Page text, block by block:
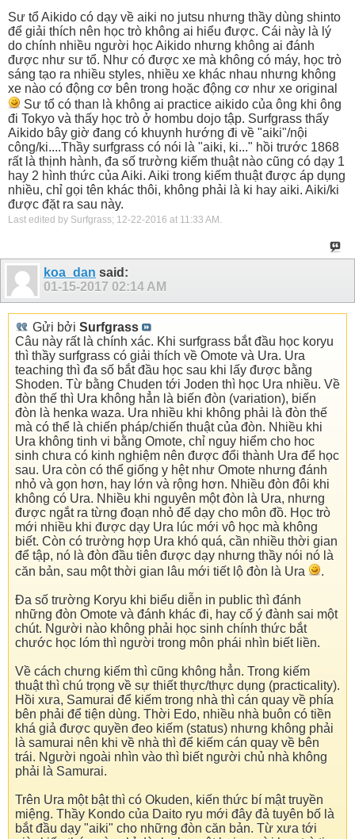
Sư tổ Aikido có dạy về aiki no jutsu nhưng thầy dùng shinto
để giải thích nên học trò không ai hiểu được. Cái này là lý
do chính nhiều người học Aikido nhưng không ai đánh
được như sư tổ. Như có được xe mà không có máy, học trò
sáng tạo ra nhiều styles, nhiều xe khác nhau nhưng không
xe nào có động cơ bên trong hoặc động cơ như xe original
Sư tổ có than là không ai practice aikido của ông khi ông
đi Tokyo và thấy học trò ở hombu dojo tập. Surfgrass thấy
Aikido bây giờ đang có khuynh hướng đi về "aiki"/nội
công/ki....Thầy surfgrass có nói là "aiki, ki..." hồi trước 1868
rất là thịnh hành, đa số trường kiếm thuật nào cũng có dạy 1
hay 2 hình thức của Aiki. Aiki trong kiếm thuật được áp dụng
nhiều, chỉ gọi tên khác thôi, không phải là ki hay aiki. Aiki/ki
được đặt ra sau này.
Last edited by Surfgrass; 12-22-2016 at 11:33 AM
koa_dan said:
01-15-2017 02:14 AM
Gửi bởi Surfgrass
Câu này rất là chính xác. Khi surfgrass bắt đầu học koryu
thì thầy surfgrass có giải thích về Omote và Ura. Ura
teaching thì đa số bắt đầu học sau khi lấy được bằng
Shoden. Từ bằng Chuden tới Joden thì học Ura nhiều. Về
đòn thế thì Ura không hẳn là biến đòn (variation), biến
đòn là henka waza. Ura nhiều khi không phải là đòn thế
mà có thể là chiến pháp/chiến thuật của đòn. Nhiều khi
Ura không tinh vi bằng Omote, chỉ nguy hiểm cho hoc
sinh chưa có kinh nghiệm nên được đổi thành Ura để học
sau. Ura còn có thể giống y hệt như Omote nhưng đánh
nhỏ và gọn hơn, hay lớn và rộng hơn. Nhiều đòn đôi khi
không có Ura. Nhiều khi nguyên một đòn là Ura, nhưng
được ngắt ra từng đoạn nhỏ để dạy cho môn đồ. Học trò
mới nhiều khi được dạy Ura lúc mới vô học mà không
biết. Còn có trường hợp Ura khó quá, cần nhiều thời gian
để tập, nó là đòn đầu tiên được dạy nhưng thầy nói nó là
căn bản, sau một thời gian lâu mới tiết lộ đòn là Ura
.
Đa số trường Koryu khi biểu diễn in public thì đánh
những đòn Omote và đánh khác đi, hay cố ý đành sai một
chút. Người nào không phải học sinh chính thức bắt
chước học lóm thì người trong môn phái nhìn biết liền.
Về cách chưng kiếm thì cũng không hẳn. Trong kiếm
thuật thì chú trọng về sự thiết thực/thực dụng (practicality).
Hồi xưa, Samurai để kiếm trong nhà thì cán quay về phía
bên phải để tiện dùng. Thời Edo, nhiều nhà buôn có tiền
khá giả được quyền đeo kiếm (status) nhưng không phải
là samurai nên khi về nhà thì để kiếm cán quay về bên
trái. Người ngoài nhìn vào thì biết người chủ nhà không
phải là Samurai.
Trên Ura một bật thì có Okuden, kiến thức bí mật truyền
miệng. Thầy Kondo của Daito ryu mới đây đả tuyên bố là
bắt đầu dạy "aiki" cho những đòn căn bản. Từ xưa tới